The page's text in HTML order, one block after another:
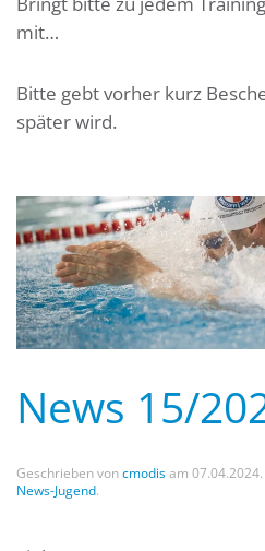
mit…
Bitte gebt vorher kurz
später wird.
News 15/
Geschrieben voncmodisam 07.04.2024
News-Jugend.